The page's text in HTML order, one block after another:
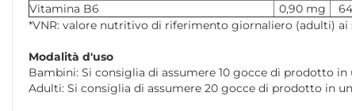
Vitamina B6
0,90 mg
*VNR: valore nutritivo di riferimento giornaliero (adulti) ai
Modalità d'uso
Bambini: Si consiglia di assumere 10 gocce di prodotto
Adulti: Si consiglia di assumere 20 gocce di prodotto in